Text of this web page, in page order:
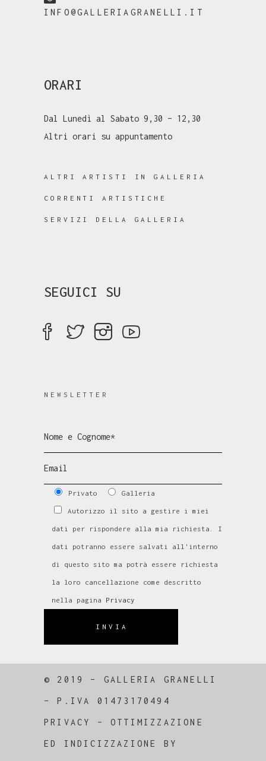
INFO@GALLERIAGRANELLI.IT
ORARI
Dal Lunedì al Sabato 9,30 – 12,30
Altri orari su appuntamento
ALTRI ARTISTI IN GALLERIA
CORRENTI ARTISTICHE
SERVIZI DELLA GALLERIA
SEGUICI SU
NEWSLETTER
Privato Galleria
Autorizzo il sito a gestire i miei
dati per rispondere alla mia richiesta. I
dati potranno essere salvati all'interno
di questo sito ma potrà essere richiesta
la loro cancellazione come descritto
nella pagina Privacy
INVIA
© 2019 – GALLERIA GRANELLI
–P.IVA 01473170494
PRIVACY –OTTIMIZZAZIONE
ED INDICIZZAZIONE BY